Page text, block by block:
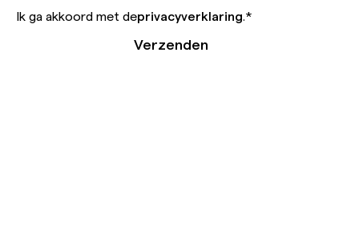
Ik ga akkoord met deprivacyverklaring.*
Verzenden